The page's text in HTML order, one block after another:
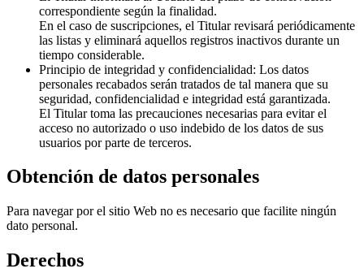
correspondiente según la finalidad.
En el caso de suscripciones, el Titular revisará periódicamente
las listas y eliminará aquellos registros inactivos durante un
tiempo considerable.
Principio de integridad y confidencialidad: Los datos
personales recabados serán tratados de tal manera que su
seguridad, confidencialidad e integridad está garantizada.
El Titular toma las precauciones necesarias para evitar el
acceso no autorizado o uso indebido de los datos de sus
usuarios por parte de terceros.
Obtención de datos personales
Para navegar por el sitio Web no es necesario que facilite ningún
dato personal.
Derechos